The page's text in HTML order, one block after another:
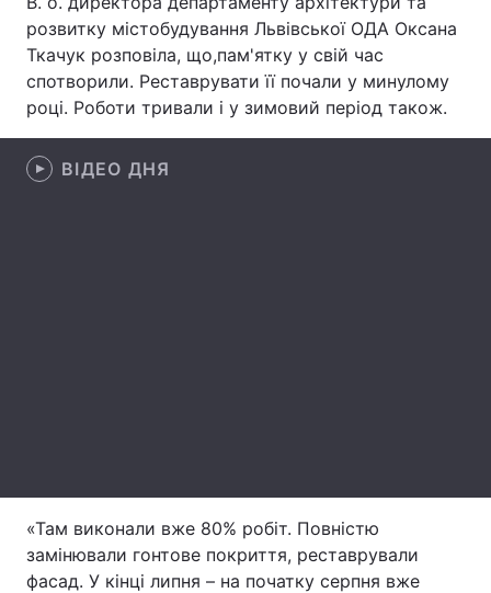
Україна Політика
Економіка Світ
Спорт Наука
Техно і зв'язок
Інтерв'ю Думки
Архів Вакансії
розвитку містобудування Львівської ОДА Оксана
Ткачук розповіла, що,пам'ятку у свій час
спотворили. Реставрувати її почали у минулому
році. Роботи тривали і у зимовий період також.
ВІДЕО ДНЯ
«Там виконали вже 80% робіт. Повністю
замінювали гонтове покриття, реставрували
фасад. У кінці липня – на початку серпня вже